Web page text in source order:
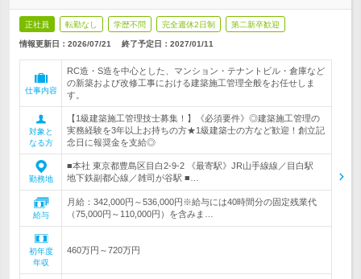
正社員 転勤なし 学歴不問 完全週休2日制 第二新卒歓迎
情報更新日：2026/07/21 終了予定日： 2027/01/11
仕事内容
RC造・S造を中心とした、マンション・テナントビル・倉庫など
の新築および改修工事における建築施工管理全般をお任せしま
す。
対象と
なる方
【1級建築施工管理技士募集！】《必須要件》◎建築施工管理の
実務経験を3年以上お持ちの方★1級建築士の方など歓迎！創立記
念日に報奨金を支給◎
勤務地
■本社 東京都豊島区目白2-9-2 《最寄駅》JR山手線線／目白駅
地下鉄副都心線／雑司が谷駅 ■…
給与
月給：342,000円～536,000円※給与には40時間分の固定残業代
（75,000円～110,000円）を含みま…
初年度
年収
460万円～720万円